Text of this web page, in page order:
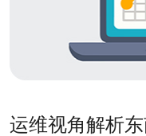
运维视角解析